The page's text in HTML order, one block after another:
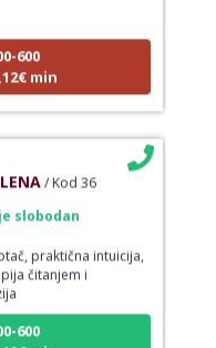
600
min
/ Kod 36
slobodan
praktična intuicija,
čitanjem i
600
min